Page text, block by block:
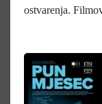
ostvarenja.